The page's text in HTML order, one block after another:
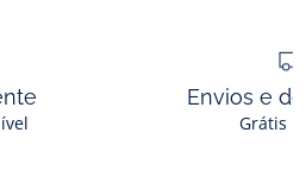
Envios e
Grátis